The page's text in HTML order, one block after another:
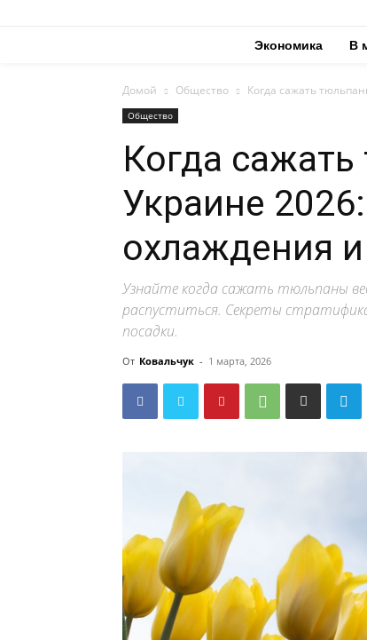
Экономика В
Домой Общество Когда сажать
Общество
Когда
Украине
охлаждения
Узнайте когда сажать тюльпаны
распуститься. Секреты
посадки.
От Ковальчук - 1 марта, 2026